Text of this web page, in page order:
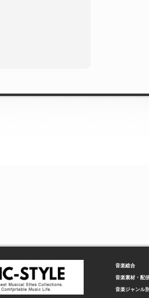
音楽総合
音楽素材・配
音楽ジャンル